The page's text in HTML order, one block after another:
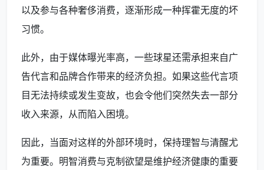
以及参与各种奢侈消费，逐渐形成一种挥霍无度的坏
习惯。
此外，由于媒体曝光率高，一些球星还需承担来自广
告代言和品牌合作带来的经济负担。如果这些代言项
目无法持续或发生变故，也会令他们突然失去一部分
收入来源，从而陷入困境。
因此，当面对这样的外部环境时，保持理智与清醒尤
为重要。明智消费与克制欲望是维护经济健康的重要